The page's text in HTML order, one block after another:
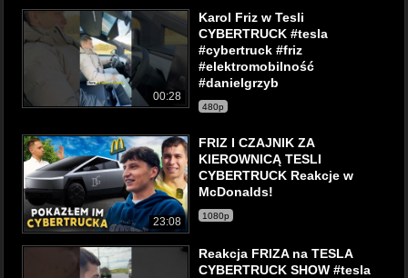
00:28
Karol Friz w Tesli
CYBERTRUCK #tesla
#cybertruck #friz
#elektromobilność
#danielgrzyb
480p
23:08
FRIZ I CZAJNIK ZA
KIEROWNICĄ TESLI
CYBERTRUCK Reakcje w
McDonalds!
1080p
Reakcja FRIZA na TESLA
CYBERTRUCK SHOW #tesla